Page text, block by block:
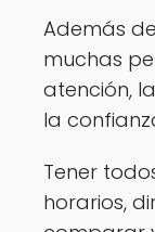
Además
muchas
atención,
la
Tener
horarios,